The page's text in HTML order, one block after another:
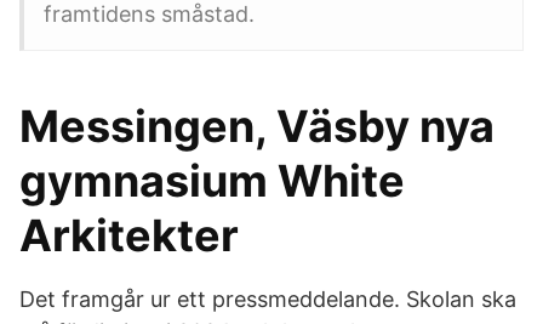
framtidens småstad.
Messingen, Väsby nya
gymnasium White
Arkitekter
Det framgår ur ett pressmeddelande. Skolan ska